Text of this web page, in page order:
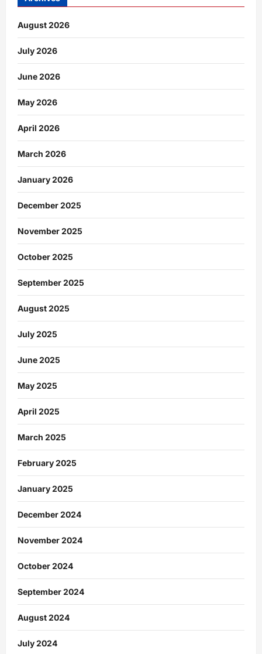
August 2026
July 2026
June 2026
May 2026
April 2026
March 2026
January 2026
December 2025
November 2025
October 2025
September 2025
August 2025
July 2025
June 2025
May 2025
April 2025
March 2025
February 2025
January 2025
December 2024
November 2024
October 2024
September 2024
August 2024
July 2024